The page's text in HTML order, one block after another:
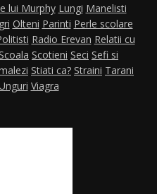
lui Murphy Lungi Manelisti
Olteni Parinti Perle scolare
Radio Erevan Relatii cu
Scoala Scotieni Seci Sefi si
Stiati ca? Straini Tarani
Viagra